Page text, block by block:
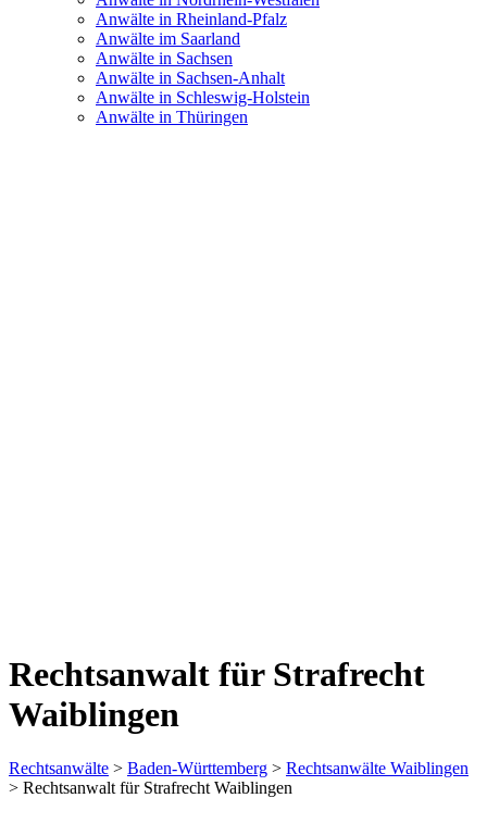
Anwälte in Rheinland-Pfalz
Anwälte im Saarland
Anwälte in Sachsen
Anwälte in Sachsen-Anhalt
Anwälte in Schleswig-Holstein
Anwälte in Thüringen
Rechtsanwalt für Strafrecht
Waiblingen
Rechtsanwälte > Baden-Württemberg > Rechtsanwälte Waiblingen
> Rechtsanwalt für Strafrecht Waiblingen